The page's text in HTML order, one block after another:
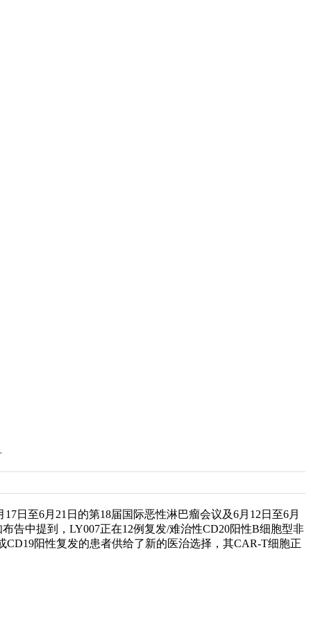
至6月21日的第18届国际恶性淋巴瘤会议及6月12日至6月
告中提到，LY007正在12例复发/难治性CD20阳性B细胞型非
阳性复发的患者供给了新的医治选择，其CAR-T细胞正